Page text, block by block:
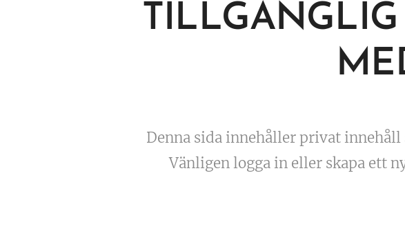
Denna sida innehåller privat
Vänligen logga in eller skapa ett